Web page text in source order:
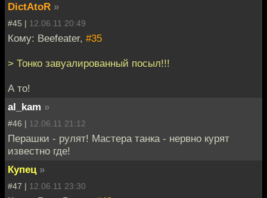
DictAtoR »
#45 | 12.06.11 20:49
Кому: Beefeater, #35
> Тонко завуалированный посыл!!!
А то!
al_kam »
#46 | 12.06.11 21:12
Перашки - рулят! Мастера танка - нервно курят
известно где!
Купец »
#47 | 12.06.11 23:30